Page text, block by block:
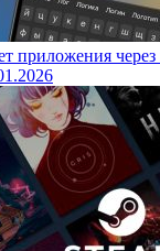
приложения